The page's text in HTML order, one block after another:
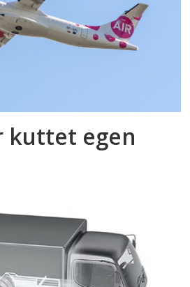
kuttet egen